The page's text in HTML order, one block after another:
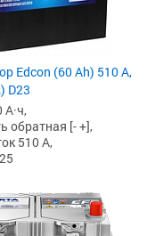
Edcon (60 Ah) 510 А,
D23
А·ч,
обратная [- +],
510 А,